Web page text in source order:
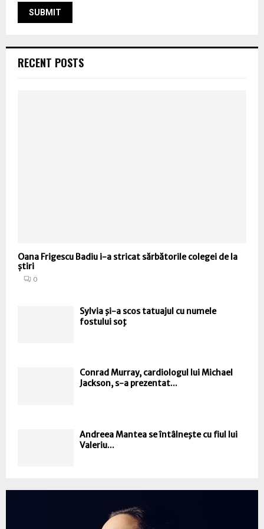
RECENT POSTS
Oana Frigescu Badiu i-a stricat sărbătorile colegei de la
știri
0
Sylvia şi-a scos tatuajul cu numele
fostului soţ
Conrad Murray, cardiologul lui Michael
Jackson, s-a prezentat...
Andreea Mantea se întâlneşte cu fiul lui
Valeriu...